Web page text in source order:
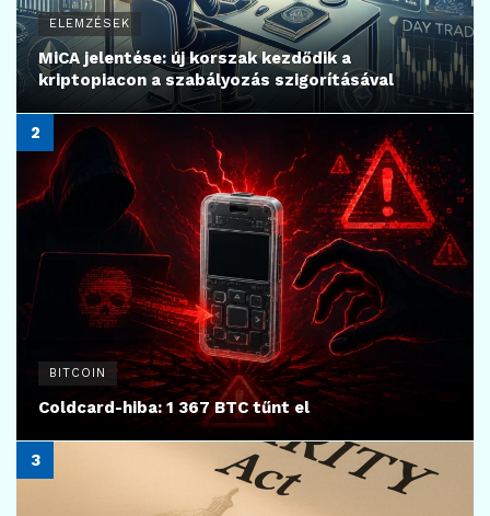
ELEMZÉSEK
MiCA jelentése: új korszak kezdődik a
kriptopiacon a szabályozás szigorításával
BITCOIN
Coldcard-hiba: 1 367 BTC tűnt el